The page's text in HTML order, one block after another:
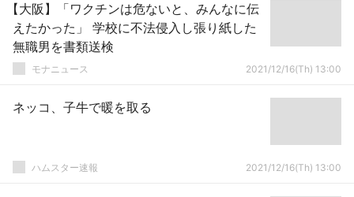
【大阪】「ワクチンは危ないと、みんなに伝
えたかった」 学校に不法侵入し張り紙した
無職男を書類送検
モナニュース 2021/12/16(Th) 13:00
ネッコ、子牛で暖を取る
ハムスター速報 2021/12/16(Th) 13:00